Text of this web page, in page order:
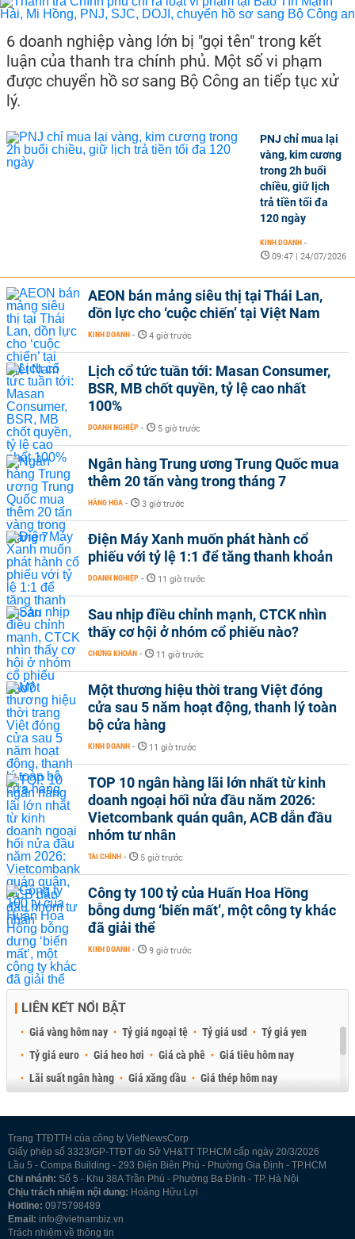
6 doanh nghiệp vàng lớn bị "gọi tên" trong kết
luận của thanh tra chính phủ. Một số vi phạm
được chuyển hồ sơ sang Bộ Công an tiếp tục xử
lý.
PNJ chỉ mua lại
vàng, kim cương
trong 2h buổi
chiều, giữ lịch
trả tiền tối đa
120 ngày
KINH DOANH -
09:47 | 24/07/2026
AEON bán mảng siêu thị tại Thái Lan,
dồn lực cho ‘cuộc chiến’ tại Việt Nam
KINH DOANH - 4 giờ trước
Lịch cổ tức tuần tới: Masan Consumer,
BSR, MB chốt quyền, tỷ lệ cao nhất
100%
DOANH NGHIỆP - 5 giờ trước
Ngân hàng Trung ương Trung Quốc mua
thêm 20 tấn vàng trong tháng 7
HÀNG HÓA - 3 giờ trước
Điện Máy Xanh muốn phát hành cổ
phiếu với tỷ lệ 1:1 để tăng thanh khoản
DOANH NGHIỆP - 11 giờ trước
Sau nhịp điều chỉnh mạnh, CTCK nhìn
thấy cơ hội ở nhóm cổ phiếu nào?
CHỨNG KHOÁN - 11 giờ trước
Một thương hiệu thời trang Việt đóng
cửa sau 5 năm hoạt động, thanh lý toàn
bộ cửa hàng
KINH DOANH - 11 giờ trước
TOP 10 ngân hàng lãi lớn nhất từ kinh
doanh ngoại hối nửa đầu năm 2026:
Vietcombank quán quân, ACB dẫn đầu
nhóm tư nhân
TÀI CHÍNH - 5 giờ trước
Công ty 100 tỷ của Huấn Hoa Hồng
bỗng dưng ‘biến mất’, một công ty khác
đã giải thể
KINH DOANH - 9 giờ trước
LIÊN KẾT NỔI BẬT
Giá vàng hôm nay Tỷ giá ngoại tệ Tỷ giá usd
Tỷ giá yen
Tỷ giá euro
Giá heo hơi Giá cà phê
Giá tiêu hôm nay
Lãi suất ngân hàng
Giá xăng dầu
Giá thép hôm nay
Trang TTĐTTH của công ty VietNewsCorp
Giấy phép số 3323/GP-TTĐT do Sở VH&TT TP.HCM cấp ngày 20/3/2026
Lầu 5 - Compa Building - 293 Điện Biên Phủ - Phường Gia Định - TP.HCM
Chi nhánh: Số 5 - Khu 38A Trần Phú - Phường Ba Đình - TP. Hà Nội
Chịu trách nhiệm nội dung: Hoàng Hữu Lợi
Hotline: 0975798489
Email: info@vietnambiz.vn
Trách nhiệm về thông tin